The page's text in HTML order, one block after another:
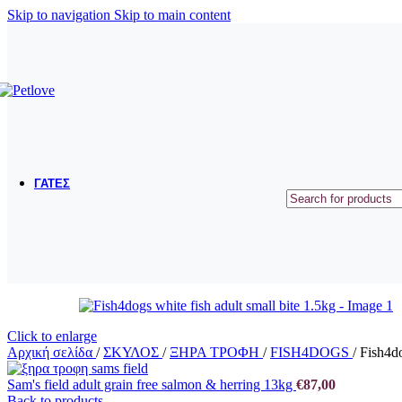
Skip to navigation Skip to main content
ΓΑΤΕΣ
ΕΙΔΗ ΜΕΤΑΦΟΡΑΣ ΚΑΙ ΤΑΞΙΔΙΟΥ
ΟΝΥΧΟΔΡΟΜΙΑ
Click to enlarge
Αρχική σελίδα / ΣΚΥΛΟΣ / ΞΗΡΑ ΤΡΟΦΗ / FISH4DOGS /
Sam's field adult grain free salmon & herring 13kg €87,00